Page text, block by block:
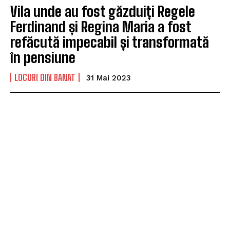
Vila unde au fost găzduiți Regele
Ferdinand și Regina Maria a fost
refăcută impecabil și transformată
în pensiune
LOCURI DIN BANAT 31 Mai 2023